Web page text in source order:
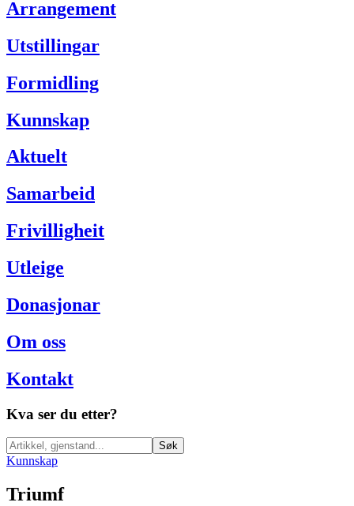
Arrangement
Utstillingar
Formidling
Kunnskap
Aktuelt
Samarbeid
Frivilligheit
Utleige
Donasjonar
Om oss
Kontakt
Kva ser du etter?
Søk
Kunnskap
Triumf